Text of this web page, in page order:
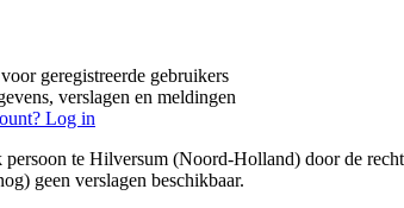
geregistreerde gebruikers
verslagen en meldingen
Log in
te Hilversum (Noord-Holland) door de
geen verslagen beschikbaar.